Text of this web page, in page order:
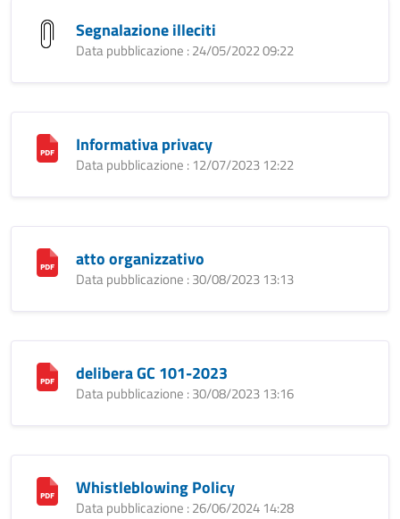
Segnalazione illeciti
Data pubblicazione : 24/05/2022 09:22
Informativa privacy
Data pubblicazione : 12/07/2023 12:22
atto organizzativo
Data pubblicazione : 30/08/2023 13:13
delibera GC 101-2023
Data pubblicazione : 30/08/2023 13:16
Whistleblowing Policy
Data pubblicazione : 26/06/2024 14:28